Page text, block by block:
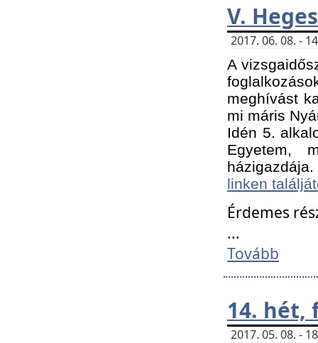
V.
2017. 06. 08. -
A
meghívást
mi máris
Idén 5.
Egyetem,
linken
Érdemes
...
Tovább
14. hét,
2017. 05. 08. -